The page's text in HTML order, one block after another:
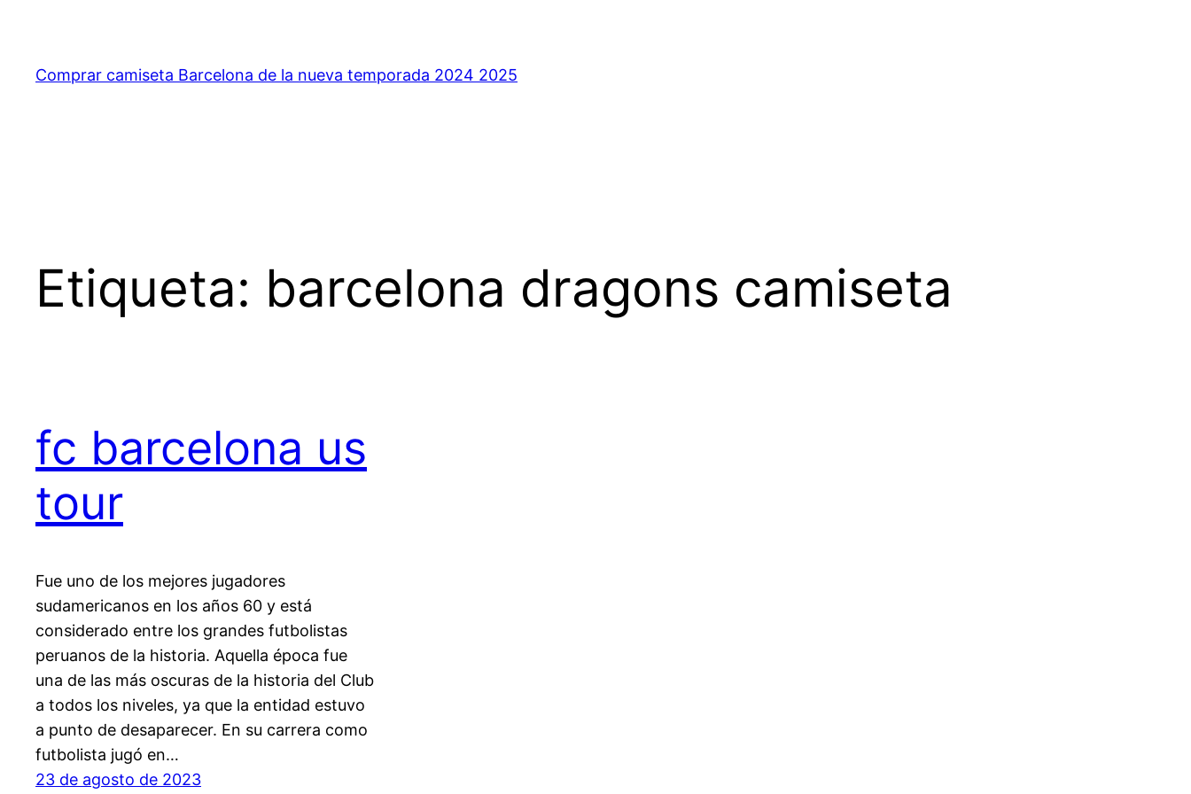
contenido
Comprar camiseta Barcelona de la nueva temporada 2024 2025
Etiqueta: barcelona dragons camiseta
fc barcelona us
tour
Fue uno de los mejores jugadores
sudamericanos en los años 60 y está
considerado entre los grandes futbolistas
peruanos de la historia. Aquella época fue
una de las más oscuras de la historia del Club
a todos los niveles, ya que la entidad estuvo
a punto de desaparecer. En su carrera como
futbolista jugó en…
23 de agosto de 2023